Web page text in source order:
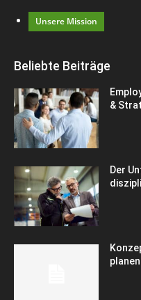
Unsere Mission
Beliebte Beiträge
&
Der